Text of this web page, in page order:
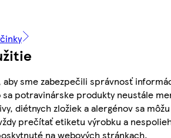
sme zabezpečili správnosť
potravinárske produkty neustále
diétnych zložiek a alergénov sa môžu
prečítať etiketu výrobku a
na webových stránkach.